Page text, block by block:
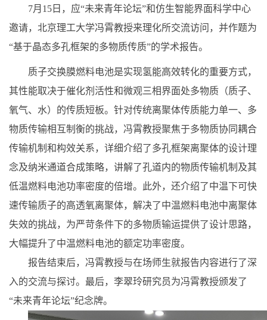
7月 15 日，应“未来青年论坛”和仿生智能界面科学中心
邀请，北京理工大学冯霄教授来理化所交流访问，并作题为
“基于晶态多孔框架的多物质传质”的学术报告。
质子交换膜燃料电池是实现氢能高效转化的重要方式，
其性能取决于催化剂活性和微观三相界面处多物质（质子、
氧气、水）的传质短板。针对传统离聚体传质能力单一、多
物质传输相互制衡的挑战，冯霄教授聚焦于多物质协同耦合
传输机制和构效关系，详细介绍了多孔框架离聚体的设计理
念及纳米通道合成策略，讲解了孔道内的物质传输机制及其
低温燃料电池功率密度的倍增。此外，还介绍了中温下可快
速传输质子的高透氧离聚体，解决了中温燃料电池中离聚体
失效的挑战，为严苛条件下的多物质输运提供了设计思路，
大幅提升了中温燃料电池的额定功率密度。
报告结束后，冯霄教授与在场师生就报告内容进行了深
入的交流与探讨。最后，李翠玲研究员为冯霄教授颁发了
“未来青年论坛”纪念牌。